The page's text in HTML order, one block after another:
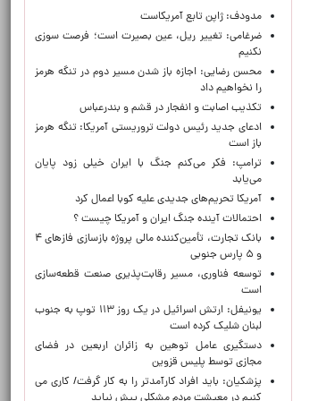
مدودف: ژاپن تابع آمریکاست
ضرغامی: تغییر ریل، عین بصیرت است؛ فرصت سوزی
نکنیم
محسن رضایی: اجازه باز شدن مسیر دوم در تنگه هرمز
را نخواهیم داد
تکذیب اصابت و انفجار در قشم و بندرعباس
ادعای جدید رئیس دولت تروریستی آمریکا: تنگه هرمز
باز است
ترامپ: فکر می‌کنم جنگ با ایران خیلی زود پایان
می‌یابد
آمریکا تحریم‌های جدیدی علیه کوبا اعمال کرد
احتمالات آینده جنگ ایران و آمریکا چیست ؟
بانک تجارت، تأمین‌کننده مالی پروژه بازسازی فازهای ۴
و ۵ پارس جنوبی
توسعه فناوری، مسیر رقابت‌پذیری صنعت قطعه‌سازی
است
یونیفل: ارتش اسرائیل در یک روز ۱۱۳ توپ به جنوب
لبنان شلیک کرده است
دستگیری عامل توهین به زائران اربعین در فضای
مجازی توسط پلیس قزوین
پزشکیان: باید افراد کارآمدتر را به کار گرفت/ کاری می